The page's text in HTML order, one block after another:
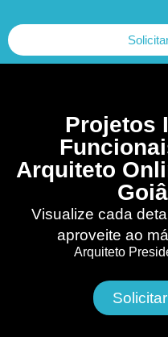
Projetos
Arquiteto
Visualize cada
aproveite ao
Arquiteto